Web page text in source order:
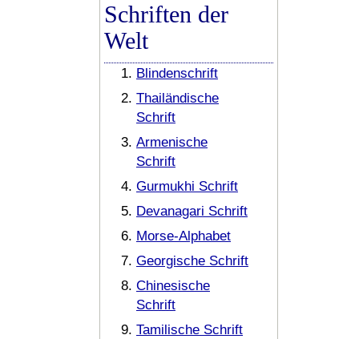
Schriften der
Welt
Blindenschrift
Thailändische
Schrift
Armenische
Schrift
Gurmukhi Schrift
Devanagari Schrift
Morse-Alphabet
Georgische Schrift
Chinesische
Schrift
Tamilische Schrift